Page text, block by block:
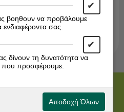
για τις προσφορές μας!
✔
βοηθουν να προβάλουμε
ενδιαφέροντα σας.
✔
δίνουν τη δυνατότητα να
που προσφέρουμε.
Αποδοχή Όλων